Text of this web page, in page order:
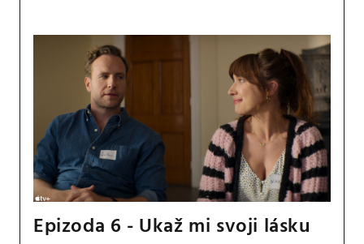
Epizoda 6 - Ukaž mi svoji lásku